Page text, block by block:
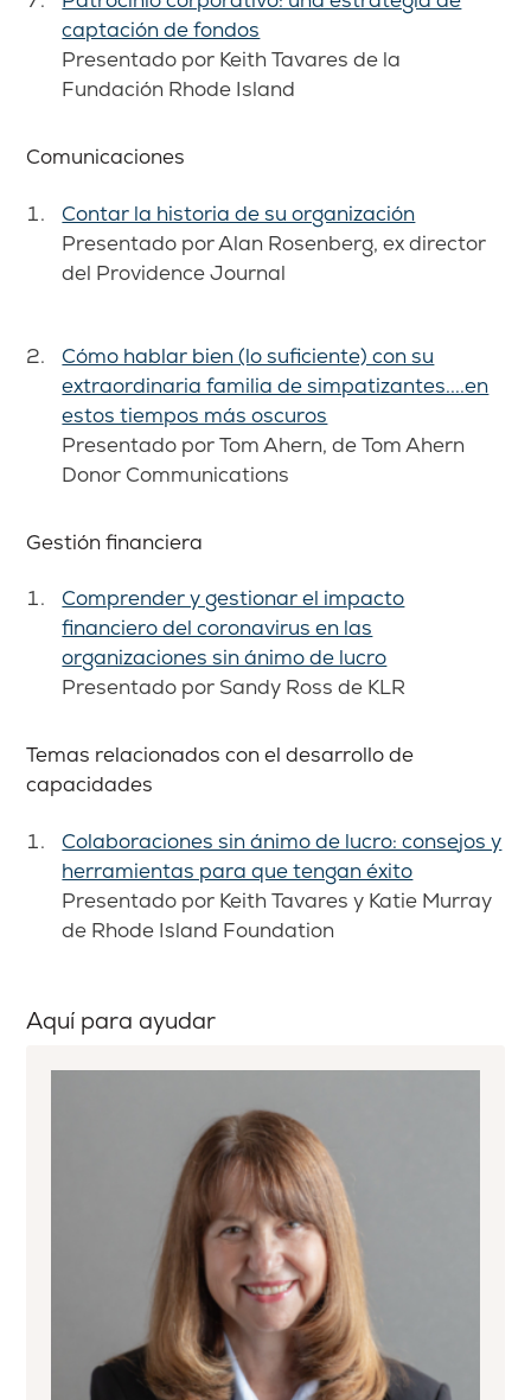
captación de fondos
Presentado por Keith Tavares de la
Fundación Rhode Island
Comunicaciones
Contar la historia de su organización
Presentado por Alan Rosenberg, ex director
del Providence Journal
Cómo hablar bien (lo suficiente) con su
extraordinaria familia de simpatizantes....en
estos tiempos más oscuros
Presentado por Tom Ahern, de Tom Ahern
Donor Communications
Gestión financiera
Comprender y gestionar el impacto
financiero del coronavirus en las
organizaciones sin ánimo de lucro
Presentado por Sandy Ross de KLR
Temas relacionados con el desarrollo de
capacidades
Colaboraciones sin ánimo de lucro: consejos y
herramientas para que tengan éxito
Presentado por Keith Tavares y Katie Murray
de Rhode Island Foundation
Aquí para ayudar